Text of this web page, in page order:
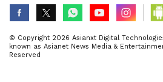
© Copyright 2026 Asianxt Digital
known as Asianet News Media &
Reserved